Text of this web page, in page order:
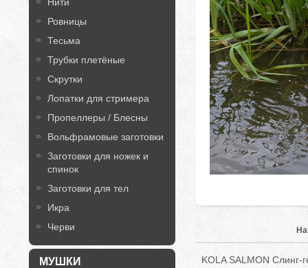
Ровницы
Тесьма
Трубки плетёные
Скрутки
Лопатки для стримера
Пропеллеры / Блесны
Вольфрамовые заготовки
Заготовки для ножек и
спинок
Заготовки для тел
Икра
Черви
МУШКИ KOLA SALMON Слинг-